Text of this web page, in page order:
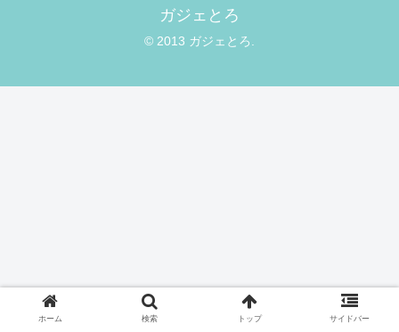
ガジェとろ
© 2013 ガジェとろ.
ホーム 検索 トップ サイドバー